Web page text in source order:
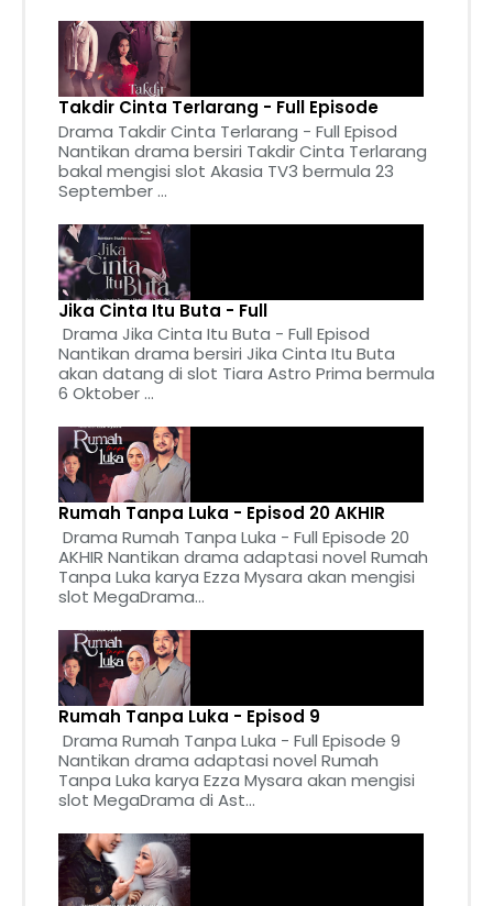
Takdir Cinta Terlarang - Full Episode
Drama Takdir Cinta Terlarang - Full Episod
Nantikan drama bersiri Takdir Cinta Terlarang
bakal mengisi slot Akasia TV3 bermula 23
September ...
Jika Cinta Itu Buta - Full
Drama Jika Cinta Itu Buta - Full Episod
Nantikan drama bersiri Jika Cinta Itu Buta
akan datang di slot Tiara Astro Prima bermula
6 Oktober ...
Rumah Tanpa Luka - Episod 20 AKHIR
Drama Rumah Tanpa Luka - Full Episode 20
AKHIR Nantikan drama adaptasi novel Rumah
Tanpa Luka karya Ezza Mysara akan mengisi
slot MegaDrama...
Rumah Tanpa Luka - Episod 9
Drama Rumah Tanpa Luka - Full Episode 9
Nantikan drama adaptasi novel Rumah
Tanpa Luka karya Ezza Mysara akan mengisi
slot MegaDrama di Ast...